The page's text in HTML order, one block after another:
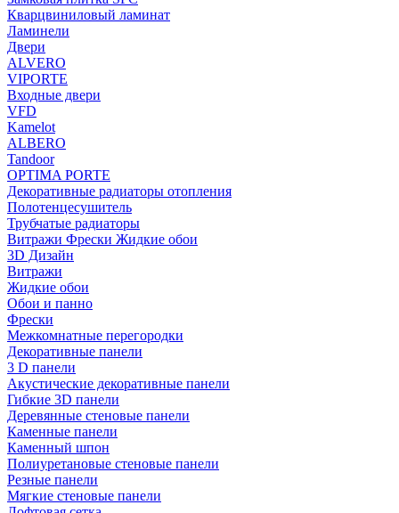
Кварцвиниловый ламинат
Ламинели
Двери
ALVERO
VIPORTE
Входные двери
VFD
Kamelot
ALBERO
Tandoor
OPTIMA PORTE
Декоративные радиаторы отопления
Полотенцесушитель
Трубчатые радиаторы
Витражи Фрески Жидкие обои
3D Дизайн
Витражи
Жидкие обои
Обои и панно
Фрески
Межкомнатные перегородки
Декоративные панели
3 D панели
Акустические декоративные панели
Гибкие 3D панели
Деревянные стеновые панели
Каменные панели
Каменный шпон
Полиуретановые стеновые панели
Резные панели
Мягкие стеновые панели